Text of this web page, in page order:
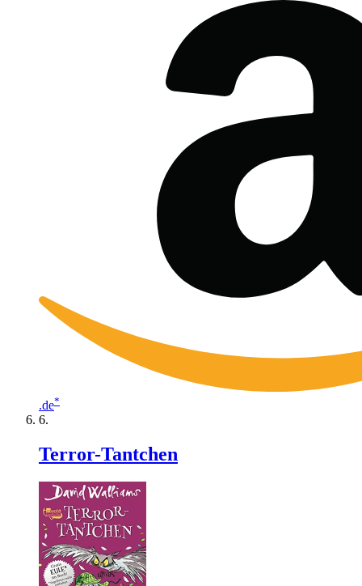
.de*
Terror-Tantchen